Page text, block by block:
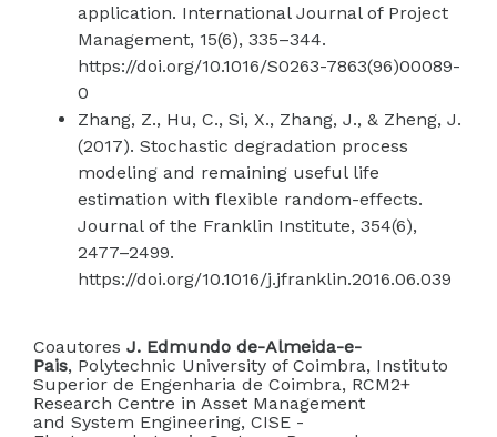
application. International Journal of Project
Management, 15(6), 335–344.
https://doi.org/10.1016/S0263-7863(96)00089-
0
Zhang, Z., Hu, C., Si, X., Zhang, J., & Zheng, J.
(2017). Stochastic degradation process
modeling and remaining useful life
estimation with flexible random-effects.
Journal of the Franklin Institute, 354(6),
2477–2499.
https://doi.org/10.1016/j.jfranklin.2016.06.039
Coautores J. Edmundo de-Almeida-e-
Pais, Polytechnic University of Coimbra, Instituto
Superior de Engenharia de Coimbra, RCM2+
Research Centre in Asset Management
and System Engineering, CISE -